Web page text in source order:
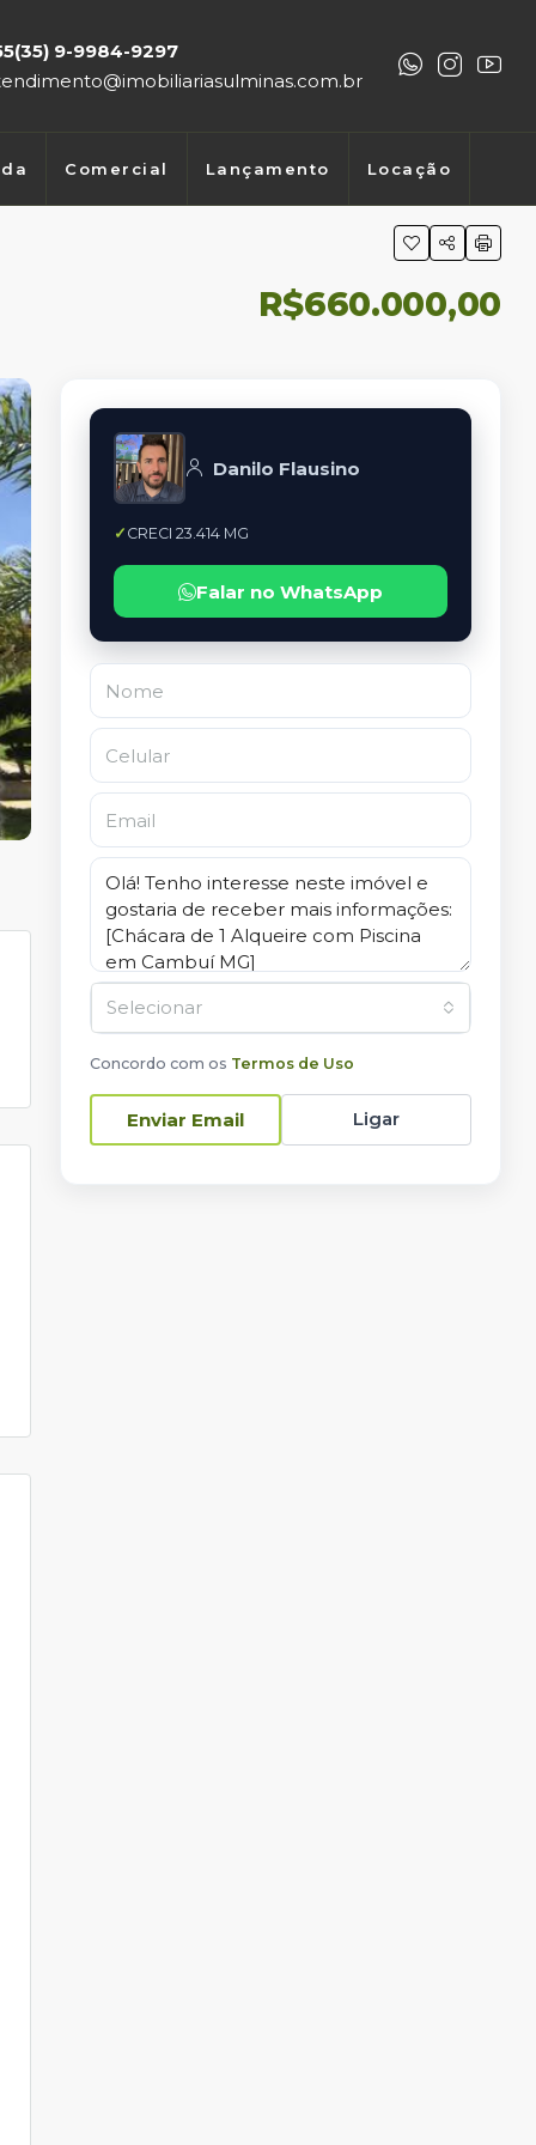
9-9984-9297
Comercial Lançamento Locação
R$660.000,00
Danilo Flausino
CRECI 23.414 MG
Falar no WhatsApp
Selecionar
Concordo com os Termos de Uso
Enviar Email Ligar